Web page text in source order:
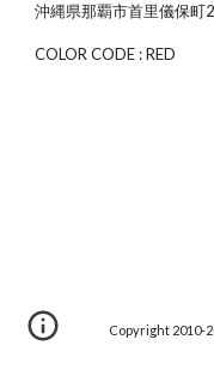
沖縄県那覇市首里儀保町
COLOR CODE : RED
Copyright 2010-